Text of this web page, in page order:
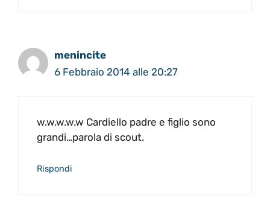
menincite
6 Febbraio 2014 alle 20:27
w.w.w.w.w Cardiello padre e figlio sono
grandi…parola di scout.
Rispondi